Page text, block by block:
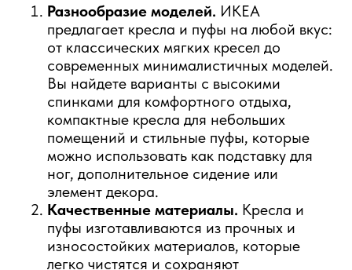
Разнообразие моделей. ИКЕА
предлагает кресла и пуфы на любой вкус:
от классических мягких кресел до
современных минималистичных моделей.
Вы найдете варианты с высокими
спинками для комфортного отдыха,
компактные кресла для небольших
помещений и стильные пуфы, которые
можно использовать как подставку для
ног, дополнительное сидение или
элемент декора.
Качественные материалы. Кресла и
пуфы изготавливаются из прочных и
износостойких материалов, которые
легко чистятся и сохраняют